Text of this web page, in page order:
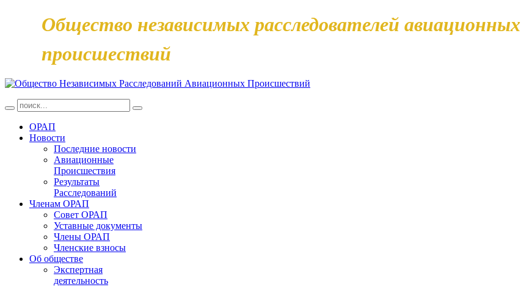
Общество независимых расследователей авиационных
происшествий
ОРАП
Новости
Последние новости
Авиационные
Происшествия
Результаты
Расследований
Членам ОРАП
Совет ОРАП
Уставные документы
Члены ОРАП
Членские взносы
Об обществе
Экспертная
деятельность